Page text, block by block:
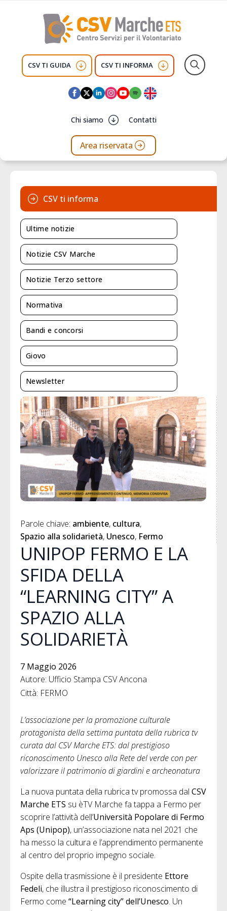
CSV TI GUIDA CSV TI INFORMA
Chi siamo Contatti
Area riservata
Parole chiave: ambiente cultura
Spazio alla solidarietà Unesco Fermo
UNIPOP FERMO E LA
SFIDA DELLA
“LEARNING CITY” A
SPAZIO ALLA
SOLIDARIETÀ
7 Maggio 2026
Autore: Ufficio Stampa CSV Ancona
Città: FERMO
L’associazione per la promozione culturale
protagonista della settima puntata della rubrica tv
curata dal CSV Marche ETS: dal prestigioso
riconoscimento Unesco alla Rete del verde con per
valorizzare il patrimonio di giardini e archeonatura
La nuova puntata della rubrica tv promossa dal CSV
Marche ETS su èTV Marche fa tappa a Fermo per
scoprire l’attività dell’Università Popolare di Fermo
Aps (Unipop), un’associazione nata nel 2021 che
ha messo la cultura e l’apprendimento permanente
al centro del proprio impegno sociale.
Ospite della trasmissione è il presidente Ettore
Fedeli, che illustra il prestigioso riconoscimento di
Fermo come “Learning city” dell’Unesco. Un
CSV ti informa
Ultime notizie
Notizie CSV Marche
Notizie Terzo settore
Normativa
Bandi e concorsi
Giovo
Newsletter